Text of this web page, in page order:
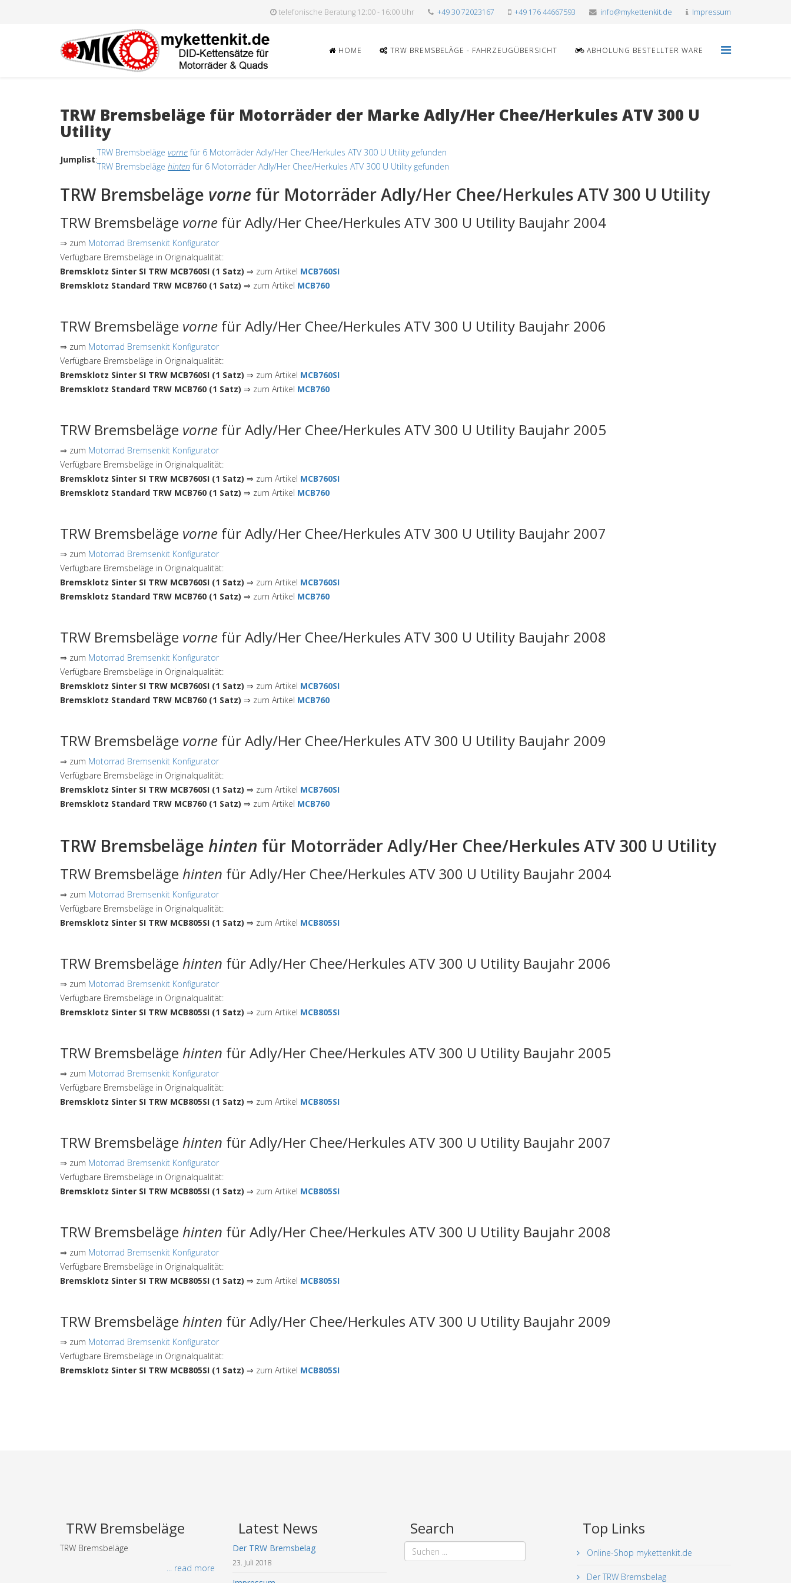
telefonische Beratung 12:00 - 16:00 Uhr +49 30 72023167 +49 176 44667593 info@mykettenkit.de Impressum
HOME TRW BREMSBELÄGE - FAHRZEUGÜBERSICHT ABHOLUNG BESTELLTER WARE
TRW Bremsbeläge für Motorräder der Marke Adly/Her Chee/Herkules ATV 300 U
Utility
Jumplist:
TRW Bremsbeläge vornefür 6 Motorräder Adly/Her Chee/Herkules ATV 300 U Utility gefunden
TRW Bremsbeläge hinten für 6 Motorräder Adly/Her Chee/Herkules ATV 300 U Utility gefunden
TRW Bremsbeläge vorne für Motorräder Adly/Her Chee/Herkules ATV 300 U Utility
TRW Bremsbeläge vorne für Adly/Her Chee/Herkules ATV 300 U Utility Baujahr 2004
⇒ zum Motorrad Bremsenkit Konfigurator
Verfügbare Bremsbeläge in Originalqualität:
Bremsklotz Sinter SI TRW MCB760SI (1 Satz) ⇒ zum Artikel MCB760SI
Bremsklotz Standard TRW MCB760 (1 Satz) ⇒ zum Artikel MCB760
TRW Bremsbeläge vorne für Adly/Her Chee/Herkules ATV 300 U Utility Baujahr 2006
⇒ zum Motorrad Bremsenkit Konfigurator
Verfügbare Bremsbeläge in Originalqualität:
Bremsklotz Sinter SI TRW MCB760SI (1 Satz) ⇒ zum Artikel MCB760SI
Bremsklotz Standard TRW MCB760 (1 Satz) ⇒ zum Artikel MCB760
TRW Bremsbeläge vorne für Adly/Her Chee/Herkules ATV 300 U Utility Baujahr 2005
⇒ zum Motorrad Bremsenkit Konfigurator
Verfügbare Bremsbeläge in Originalqualität:
Bremsklotz Sinter SI TRW MCB760SI (1 Satz) ⇒ zum Artikel MCB760SI
Bremsklotz Standard TRW MCB760 (1 Satz) ⇒ zum Artikel MCB760
TRW Bremsbeläge vorne für Adly/Her Chee/Herkules ATV 300 U Utility Baujahr 2007
⇒ zum Motorrad Bremsenkit Konfigurator
Verfügbare Bremsbeläge in Originalqualität:
Bremsklotz Sinter SI TRW MCB760SI (1 Satz) ⇒ zum Artikel MCB760SI
Bremsklotz Standard TRW MCB760 (1 Satz) ⇒ zum Artikel MCB760
TRW Bremsbeläge vorne für Adly/Her Chee/Herkules ATV 300 U Utility Baujahr 2008
⇒ zum Motorrad Bremsenkit Konfigurator
Verfügbare Bremsbeläge in Originalqualität:
Bremsklotz Sinter SI TRW MCB760SI (1 Satz) ⇒ zum Artikel MCB760SI
Bremsklotz Standard TRW MCB760 (1 Satz) ⇒ zum Artikel MCB760
TRW Bremsbeläge vorne für Adly/Her Chee/Herkules ATV 300 U Utility Baujahr 2009
⇒ zum Motorrad Bremsenkit Konfigurator
Verfügbare Bremsbeläge in Originalqualität:
Bremsklotz Sinter SI TRW MCB760SI (1 Satz) ⇒ zum Artikel MCB760SI
Bremsklotz Standard TRW MCB760 (1 Satz) ⇒ zum Artikel MCB760
TRW Bremsbeläge hinten für Motorräder Adly/Her Chee/Herkules ATV 300 U Utility
TRW Bremsbeläge hinten für Adly/Her Chee/Herkules ATV 300 U Utility Baujahr 2004
⇒ zum Motorrad Bremsenkit Konfigurator
Verfügbare Bremsbeläge in Originalqualität:
Bremsklotz Sinter SI TRW MCB805SI (1 Satz) ⇒ zum Artikel MCB805SI
TRW Bremsbeläge hinten für Adly/Her Chee/Herkules ATV 300 U Utility Baujahr 2006
⇒ zum Motorrad Bremsenkit Konfigurator
Verfügbare Bremsbeläge in Originalqualität:
Bremsklotz Sinter SI TRW MCB805SI (1 Satz) ⇒ zum Artikel MCB805SI
TRW Bremsbeläge hinten für Adly/Her Chee/Herkules ATV 300 U Utility Baujahr 2005
⇒ zum Motorrad Bremsenkit Konfigurator
Verfügbare Bremsbeläge in Originalqualität:
Bremsklotz Sinter SI TRW MCB805SI (1 Satz) ⇒ zum Artikel MCB805SI
TRW Bremsbeläge hinten für Adly/Her Chee/Herkules ATV 300 U Utility Baujahr 2007
⇒ zum Motorrad Bremsenkit Konfigurator
Verfügbare Bremsbeläge in Originalqualität:
Bremsklotz Sinter SI TRW MCB805SI (1 Satz) ⇒ zum Artikel MCB805SI
TRW Bremsbeläge hinten für Adly/Her Chee/Herkules ATV 300 U Utility Baujahr 2008
⇒ zum Motorrad Bremsenkit Konfigurator
Verfügbare Bremsbeläge in Originalqualität:
Bremsklotz Sinter SI TRW MCB805SI (1 Satz) ⇒ zum Artikel MCB805SI
TRW Bremsbeläge hinten für Adly/Her Chee/Herkules ATV 300 U Utility Baujahr 2009
⇒ zum Motorrad Bremsenkit Konfigurator
Verfügbare Bremsbeläge in Originalqualität:
Bremsklotz Sinter SI TRW MCB805SI (1 Satz) ⇒ zum Artikel MCB805SI
TRW Bremsbeläge
TRW Bremsbeläge
... read more
Latest News
Der TRW Bremsbelag
23. Juli 2018
Search Top Links
Online-Shop mykettenkit.de
Der TRW Bremsbelag